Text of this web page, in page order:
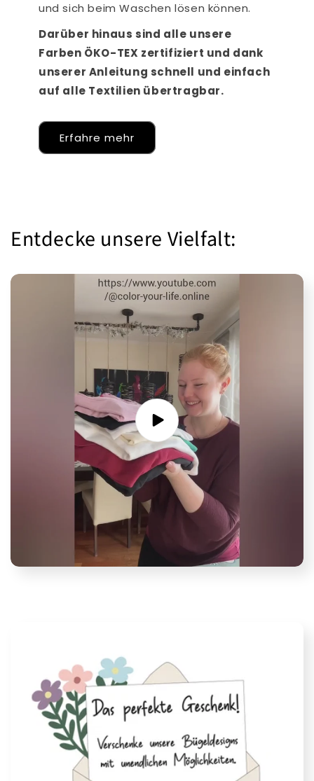
und sich beim Waschen lösen können.
Darüber hinaus sind alle unsere
Farben ÖKO-TEX zertifiziert und dank
unserer Anleitung schnell und einfach
auf alle Textilien übertragbar.
Erfahre mehr
Entdecke unsere Vielfalt: